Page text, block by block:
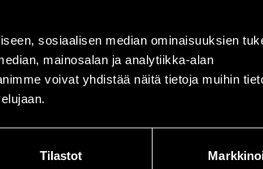
sosiaalisen median ominaisuuksien
mainosalan ja analytiikka-alan
voivat yhdistää näitä tietoja muihin
Tilastot